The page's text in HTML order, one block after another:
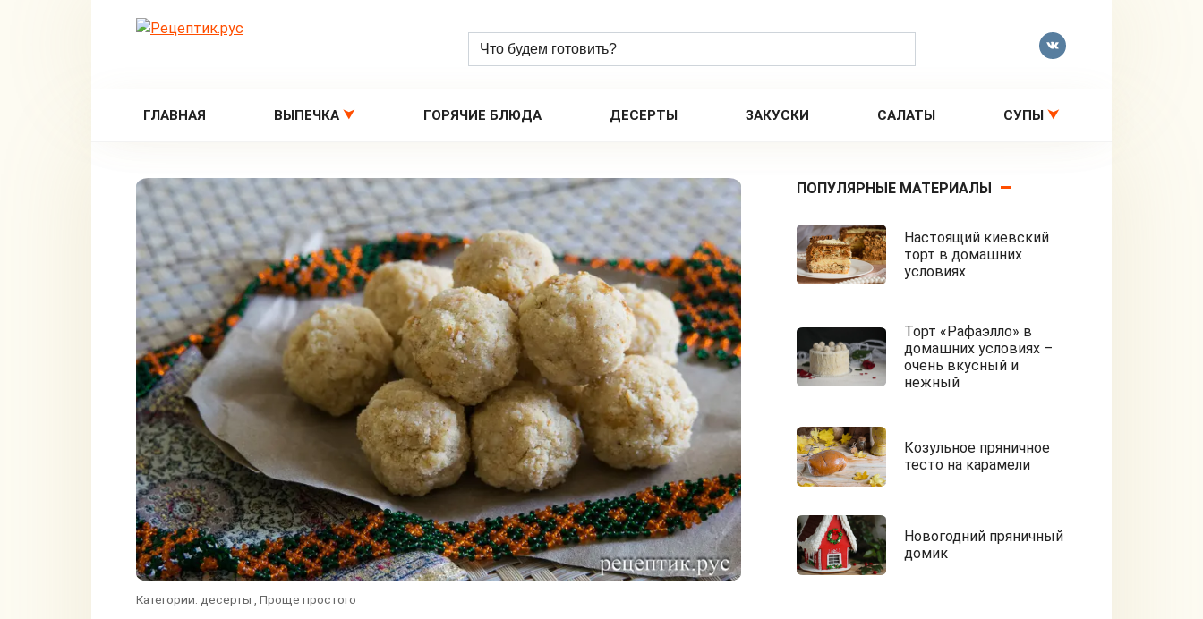
ГЛАВНАЯ ВЫПЕЧКА ГОРЯЧИЕ БЛЮДА ДЕСЕРТЫ ЗАКУСКИ САЛАТЫ СУПЫ
Категории: десерты , Проще простого
ПОПУЛЯРНЫЕ МАТЕРИАЛЫ
Настоящий киевский
торт в домашних
условиях
Торт «Рафаэлло» в
домашних условиях –
очень вкусный и
нежный
Козульное пряничное
тесто на карамели
Новогодний пряничный
домик